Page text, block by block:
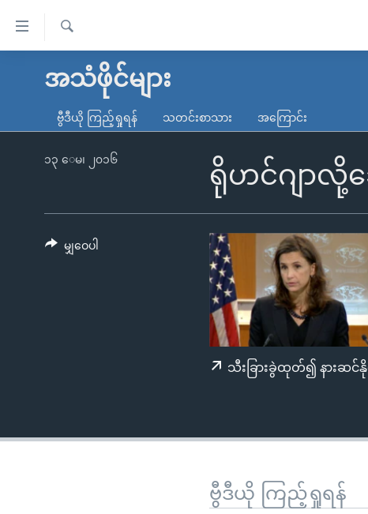
လွယ်ကူ
သည့်
ကျော်
မူလစာမျက်နှာ
ကမ္ဘာ့သတင်းများ
နိုင်ငံတကာ
တရုတ်
အစ္စရေး-ပါလက်စတိုင်း
ရပ်ဝန်းတခု လမ်းတခု အလွန်
အင်္ဂလိပ်စာလေ့လာမယ်
ရ
အသံဖိုင်များ
ဗွီဒီယို ကြည့်ရှုရန် သတင်းစာသား အကြောင်း
ရိုဟင်ဂျာလို့ခ
၁၃ ေမ၊ ၂၀၁၆
သီးခြားခွဲထုတ်၍ နားဆင်
မျှဝေပါ
ဗွီဒီယို ကြည့်ရှုရန်